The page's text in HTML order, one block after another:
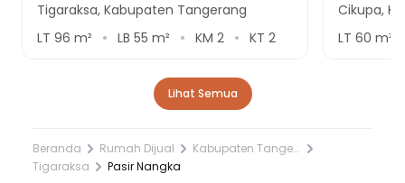
Tigaraksa, Kabupaten Tangerang
LT 96 m² LB 55 m² KM 2 KT 2
Cikupa,
LT 60 m²
Lihat Semua
Beranda Rumah Dijual
Kabupaten Tangerang
Tigaraksa
Pasir Nangka